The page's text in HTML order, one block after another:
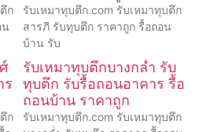
ก
น
รับเหมาทุบตึก.com รับเหมาทุบตึก
สารภี รับทุบตึก ราคาถูก รื้อถอน
บ้าน รับ
ร
ก
รับเหมาทุบตึกบางกล่ำ รับ
ทุบตึก รับรื้อถอนอาคาร รื้อ
ถอนบ้าน ราคาถูก
รับเหมาทุบตึก.com รับเหมาทุบตึก